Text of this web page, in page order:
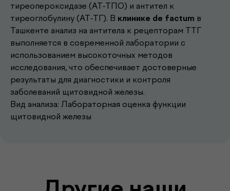
тиреопероксидазе (АТ-ТПО) и антител к
тиреоглобулину (АТ-ТГ). В клинике de factum в
Ташкенте анализ на антитела к рецепторам ТТГ
выполняется в современной лаборатории с
использованием высокоточных методов
исследования, что обеспечивает достоверные
результаты для диагностики и контроля
заболеваний щитовидной железы.
Вид анализа: Лабораторная оценка функции
щитовидной железы
Другие наши
.услуги
Записаться к врачу
Выберите удобное время и получите
консультацию опытного врача